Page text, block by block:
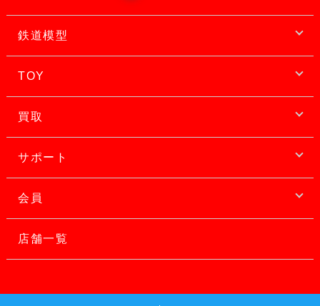
鉄道模型
TOY
買取
サポート
会員
店舗一覧